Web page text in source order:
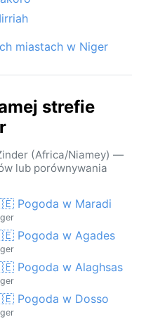
miastach w Niger
strefie
(Africa/Niamey) —
lub porównywania
Pogoda w Maradi
Pogoda w Agades
Pogoda w Alaghsas
Pogoda w Dosso